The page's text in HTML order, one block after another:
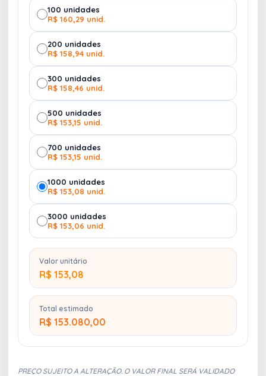
GOMO 2 - CORES:
4 - 20 X 12
100 unidades
R$ 160,29 unid.
200 unidades
R$ 158,94 unid.
300 unidades
R$ 158,46 unid.
500 unidades
R$ 153,15 unid.
700 unidades
R$ 153,15 unid.
1000 unidades
R$ 153,08 unid.
3000 unidades
R$ 153,06 unid.
Valor unitário
R$ 153,08
Total estimado
R$ 153.080,00
PREÇO SUJEITO A ALTERAÇÃO. O VALOR FINAL SERÁ VALIDADO